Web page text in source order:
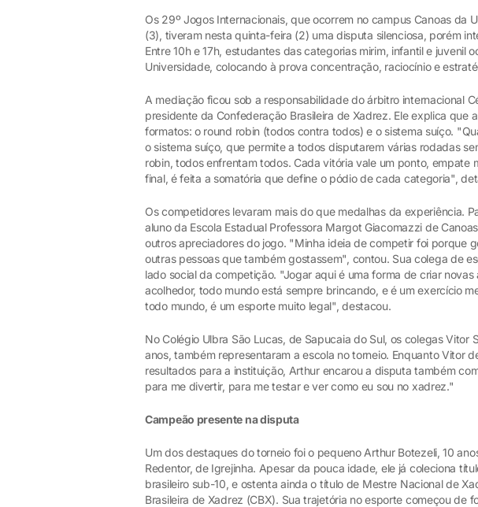
Os 29º Jogos Internacionais, que ocorrem no campus Canoas da
(3), tiveram nesta quinta-feira (2) uma disputa silenciosa, porém
Entre 10h e 17h, estudantes das categorias mirim, infantil e juvenil
Universidade, colocando à prova concentração, raciocínio e
A mediação ficou sob a responsabilidade do árbitro internacional
presidente da Confederação Brasileira de Xadrez. Ele explica que
formatos: o round robin (todos contra todos) e o sistema suíço.
o sistema suíço, que permite a todos disputarem várias rodadas
robin, todos enfrentam todos. Cada vitória vale um ponto, empate
final, é feita a somatória que define o pódio de cada categoria",
Os competidores levaram mais do que medalhas da experiência.
aluno da Escola Estadual Professora Margot Giacomazzi de
outros apreciadores do jogo. "Minha ideia de competir foi porque
outras pessoas que também gostassem", contou. Sua colega de
lado social da competição. "Jogar aqui é uma forma de criar novas
acolhedor, todo mundo está sempre brincando, e é um exercício
todo mundo, é um esporte muito legal", destacou.
No Colégio Ulbra São Lucas, de Sapucaia do Sul, os colegas Vitor
anos, também representaram a escola no torneio. Enquanto Vitor
resultados para a instituição, Arthur encarou a disputa também
para me divertir, para me testar e ver como eu sou no xadrez."
Campeão presente na disputa
Um dos destaques do torneio foi o pequeno Arthur Botezeli, 10
Redentor, de Igrejinha. Apesar da pouca idade, ele já coleciona
brasileiro sub-10, e ostenta ainda o título de Mestre Nacional de
Brasileira de Xadrez (CBX). Sua trajetória no esporte começou de